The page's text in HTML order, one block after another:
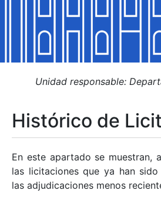
Mostrar/Ocultar
Mostrar/Ocultar
Mostrar/Ocultar
Mostrar/Ocultar
Mostrar/Ocultar
Unidad responsable:
Histórico de
En este apartado se muestran,
las licitaciones que ya han
las adjudicaciones menos